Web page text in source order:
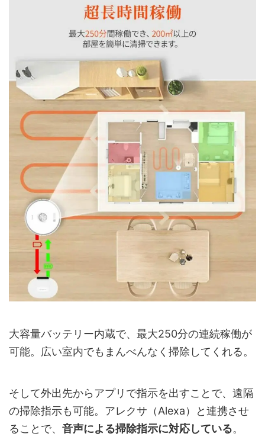
大容量バッテリー内蔵で、最大250分の連続稼働が
可能。広い室内でもまんべんなく掃除してくれる。
そして外出先からアプリで指示を出すことで、遠隔
の掃除指示も可能。アレクサ（Alexa）と連携させ
ることで、 音声による掃除指示に対応している。